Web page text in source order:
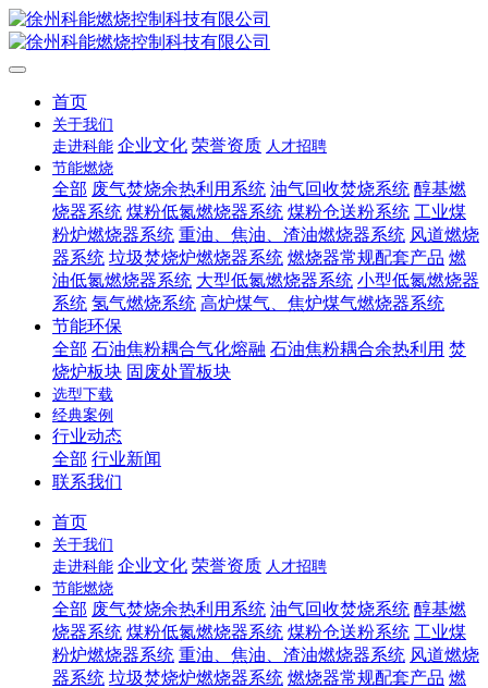
首页
关于我们
走进科能 企业文化 荣誉资质 人才招聘
节能燃烧
全部 废气焚烧余热利用系统 油气回收焚烧系统 醇基燃
烧器系统 煤粉低氮燃烧器系统 煤粉仓送粉系统 工业煤
粉炉燃烧器系统 重油、焦油、渣油燃烧器系统 风道燃烧
器系统 垃圾焚烧炉燃烧器系统 燃烧器常规配套产品 燃
油低氮燃烧器系统 大型低氮燃烧器系统 小型低氮燃烧器
系统 氢气燃烧系统 高炉煤气、焦炉煤气燃烧器系统
节能环保
全部 石油焦粉耦合气化熔融 石油焦粉耦合余热利用 焚
烧炉板块 固废处置板块
选型下载
经典案例
行业动态
全部 行业新闻
联系我们
首页
关于我们
走进科能 企业文化 荣誉资质 人才招聘
节能燃烧
全部 废气焚烧余热利用系统 油气回收焚烧系统 醇基燃
烧器系统 煤粉低氮燃烧器系统 煤粉仓送粉系统 工业煤
粉炉燃烧器系统 重油、焦油、渣油燃烧器系统 风道燃烧
器系统 垃圾焚烧炉燃烧器系统 燃烧器常规配套产品 燃